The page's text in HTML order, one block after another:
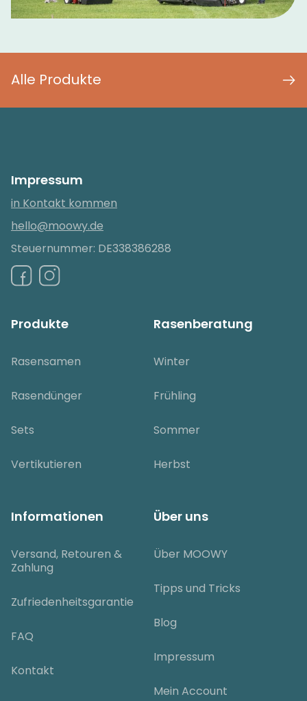
Alle Produkte
Impressum
in Kontakt kommen
hello@moowy.de
Steuernummer: DE338386288
Produkte
Rasensamen
Rasendünger
Sets
Vertikutieren
Rasenberatung
Winter
Frühling
Sommer
Herbst
Informationen
Versand, Retouren &
Zahlung
Zufriedenheitsgarantie
FAQ
Kontakt
Über uns
Über MOOWY
Tipps und Tricks
Blog
Impressum
Mein Account